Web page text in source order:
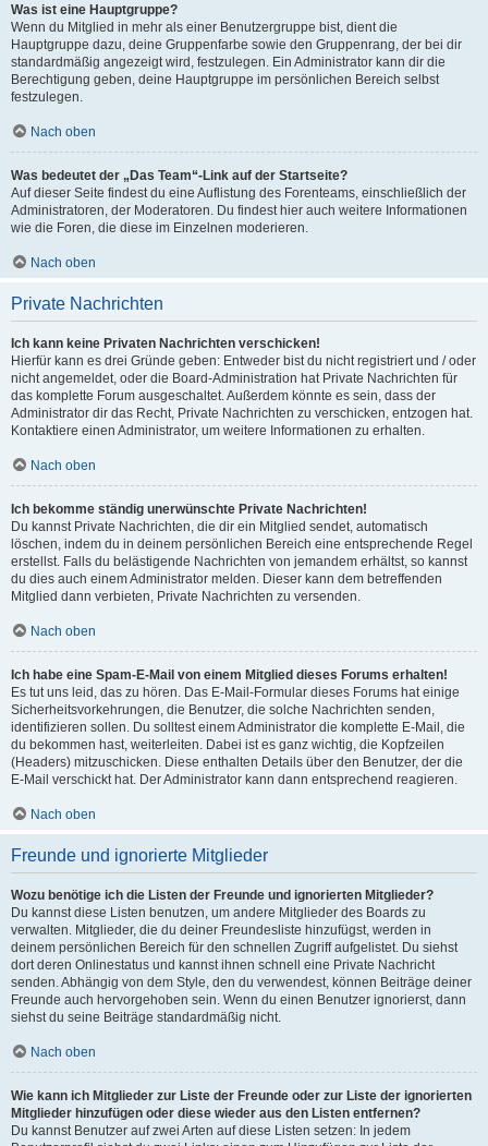
Was ist eine Hauptgruppe?
Wenn du Mitglied in mehr als einer Benutzergruppe bist, dient die
Hauptgruppe dazu, deine Gruppenfarbe sowie den Gruppenrang, der bei dir
standardmäßig angezeigt wird, festzulegen. Ein Administrator kann dir die
Berechtigung geben, deine Hauptgruppe im persönlichen Bereich selbst
festzulegen.
Nach oben
Was bedeutet der „Das Team“-Link auf der Startseite?
Auf dieser Seite findest du eine Auflistung des Forenteams, einschließlich der
Administratoren, der Moderatoren. Du findest hier auch weitere Informationen
wie die Foren, die diese im Einzelnen moderieren.
Nach oben
Private Nachrichten
Ich kann keine Privaten Nachrichten verschicken!
Hierfür kann es drei Gründe geben: Entweder bist du nicht registriert und / oder
nicht angemeldet, oder die Board-Administration hat Private Nachrichten für
das komplette Forum ausgeschaltet. Außerdem könnte es sein, dass der
Administrator dir das Recht, Private Nachrichten zu verschicken, entzogen hat.
Kontaktiere einen Administrator, um weitere Informationen zu erhalten.
Nach oben
Ich bekomme ständig unerwünschte Private Nachrichten!
Du kannst Private Nachrichten, die dir ein Mitglied sendet, automatisch
löschen, indem du in deinem persönlichen Bereich eine entsprechende Regel
erstellst. Falls du belästigende Nachrichten von jemandem erhältst, so kannst
du dies auch einem Administrator melden. Dieser kann dem betreffenden
Mitglied dann verbieten, Private Nachrichten zu versenden.
Nach oben
Ich habe eine Spam-E-Mail von einem Mitglied dieses Forums erhalten!
Es tut uns leid, das zu hören. Das E-Mail-Formular dieses Forums hat einige
Sicherheitsvorkehrungen, die Benutzer, die solche Nachrichten senden,
identifizieren sollen. Du solltest einem Administrator die komplette E-Mail, die
du bekommen hast, weiterleiten. Dabei ist es ganz wichtig, die Kopfzeilen
(Headers) mitzuschicken. Diese enthalten Details über den Benutzer, der die
E-Mail verschickt hat. Der Administrator kann dann entsprechend reagieren.
Nach oben
Freunde und ignorierte Mitglieder
Wozu benötige ich die Listen der Freunde und ignorierten Mitglieder?
Du kannst diese Listen benutzen, um andere Mitglieder des Boards zu
verwalten. Mitglieder, die du deiner Freundesliste hinzufügst, werden in
deinem persönlichen Bereich für den schnellen Zugriff aufgelistet. Du siehst
dort deren Onlinestatus und kannst ihnen schnell eine Private Nachricht
senden. Abhängig von dem Style, den du verwendest, können Beiträge deiner
Freunde auch hervorgehoben sein. Wenn du einen Benutzer ignorierst, dann
siehst du seine Beiträge standardmäßig nicht.
Nach oben
Wie kann ich Mitglieder zur Liste der Freunde oder zur Liste der ignorierten
Mitglieder hinzufügen oder diese wieder aus den Listen entfernen?
Du kannst Benutzer auf zwei Arten auf diese Listen setzen: In jedem